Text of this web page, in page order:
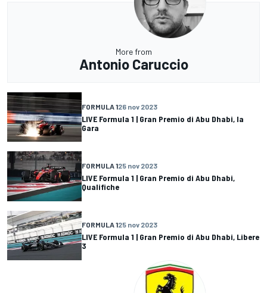
More from
Antonio Caruccio
FORMULA 126 nov 2023
LIVE Formula 1 | Gran Premio di Abu Dhabi, la
Gara
FORMULA 125 nov 2023
LIVE Formula 1 | Gran Premio di Abu Dhabi,
Qualifiche
FORMULA 125 nov 2023
LIVE Formula 1 | Gran Premio di Abu Dhabi, Libere
3